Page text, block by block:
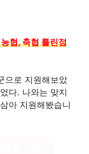
협, 축협 틀린점
으로 지원해보았
다. 나와는 맞지
아 지원해봤습니